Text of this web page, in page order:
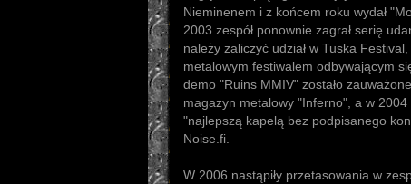
Nieminenem i z końcem roku wydał
2003 zespół ponownie zagrał serię
należy zaliczyć udział w Tuska
metalowym festiwalem odbywającym
demo "Ruins MMIV" zostało
magazyn metalowy "Inferno", a w 2004
"najlepszą kapelą bez podpisanego
Noise.fi.
W 2006 nastąpiły przetasowania w